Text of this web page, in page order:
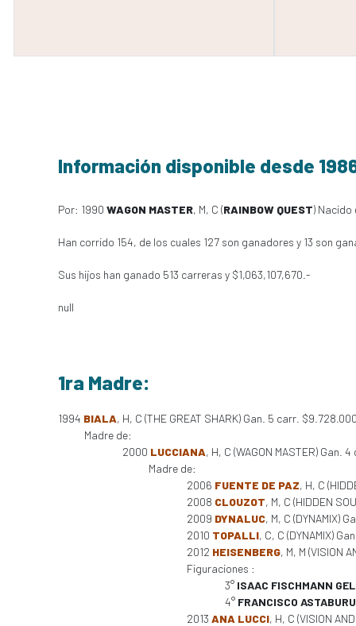
Información disponible desde
Por: 1990 WAGON MASTER, M, C (RAINBOW QUEST) Nacido
Han corrido 154, de los cuales 127 son ganadores y 13 son
Sus hijos han ganado 513 carreras y $1,063,107,670.-
null
1ra Madre:
1994 BIALA, H, C (THE GREAT SHARK) Gan. 5 carr. $9.728.000
Madre de:
2000 LUCCIANA, H, C (WAGON MASTER) Gan.
Madre de:
2006 FUENTE DE PAZ, H, C
2008 CLOUZOT, M, C (HIDDEN
2009 DYNALUC, M, C (DYNAMIX)
2010 TOPALLI, C, C (DYNAMIX)
2012 HEISENBERG, M, M (VISION
Figuraciones :
3° ISAAC FISCHMANN
4° FRANCISCO
2013 ANA LUCCI, H, C (VISION